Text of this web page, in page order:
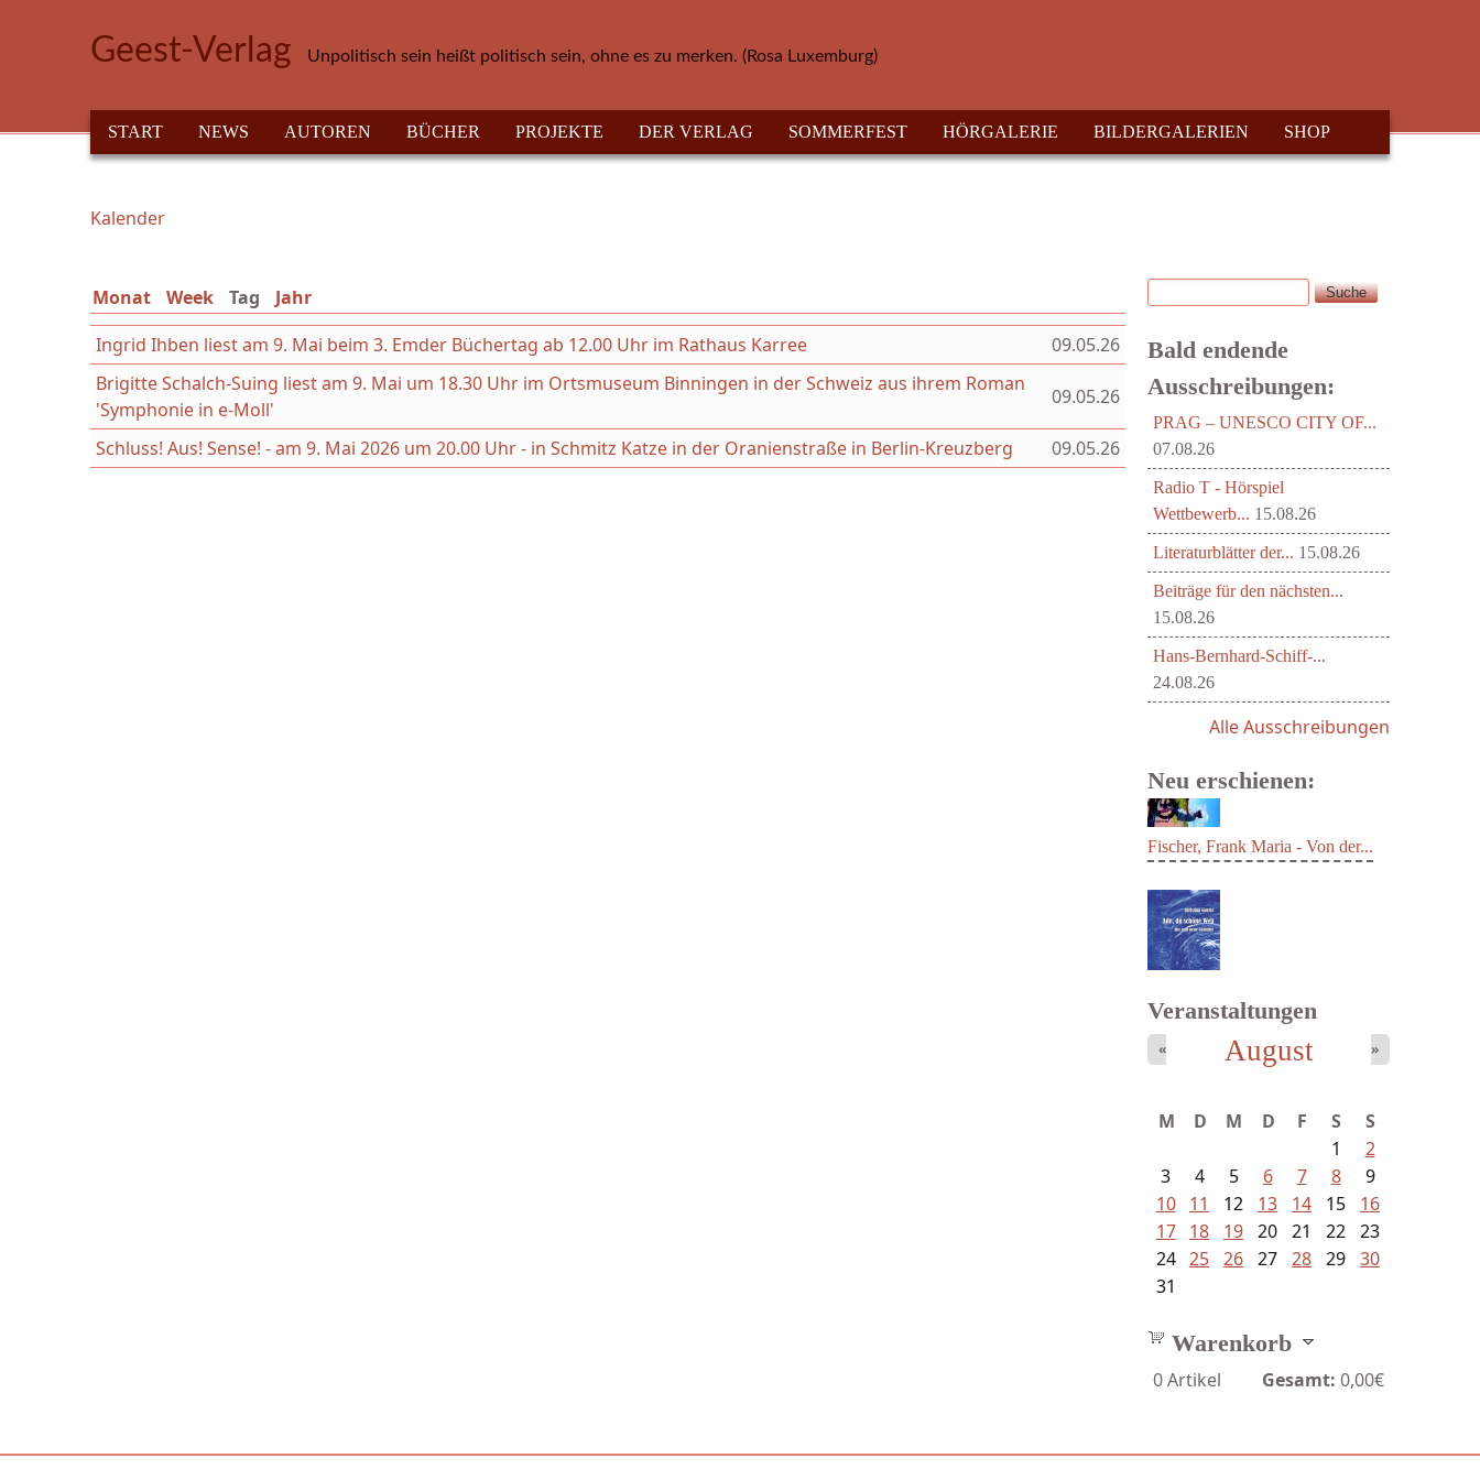
Geest-Verlag Unpolitisch sein heißt politisch sein, ohne es zu merken. (Rosa Luxemburg)
HAUPTMENÜ
START NEWS AUTOREN BÜCHER PROJEKTE DER VERLAG SOMMERFEST HÖRGALERIE BILDERGALERIEN SHOP
Sie sind hier
Kalender
Monat Week Tag (aktiver Reiter)
Jahr
Ingrid Ihben liest am 9. Mai beim 3. Emder Büchertag ab 12.00 Uhr im Rathaus Karree
09.05.26
Brigitte Schalch-Suing liest am 9. Mai um 18.30 Uhr im Ortsmuseum Binningen in der Schweiz aus ihrem Roman
'Symphonie in e-Moll'
09.05.26
Schluss! Aus! Sense! - am 9. Mai 2026 um 20.00 Uhr - in Schmitz Katze in der Oranienstraße in Berlin-Kreuzberg 09.05.26
Suchformular
Suche
Bald endende
Ausschreibungen:
PRAG – UNESCO CITY OF...
07.08.26
Radio T - Hörspiel
Wettbewerb... 15.08.26
Literaturblätter der... 15.08.26
Beiträge für den nächsten...
15.08.26
Hans-Bernhard-Schiff-...
24.08.26
Alle Ausschreibungen
Neu erschienen:
schöne...
Fischer, Frank Maria - Von der...
Veranstaltungen
August
« »
M D M D F S
S
1
2
3
4 5 6 7 8
9
10
11 12 13 14 15
16
17
18 19 20 21 22 23
24 25 26 27 28 29 30
31
Warenkorb
0Artikel Gesamt: 0,00€